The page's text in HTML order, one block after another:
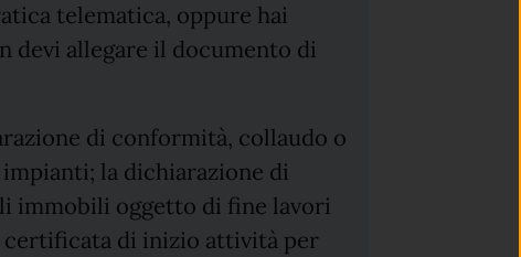
telematica, oppure hai
devi allegare il documento di
di conformità, collaudo o
la dichiarazione di
immobili oggetto di fine lavori
certificata di inizio attività per